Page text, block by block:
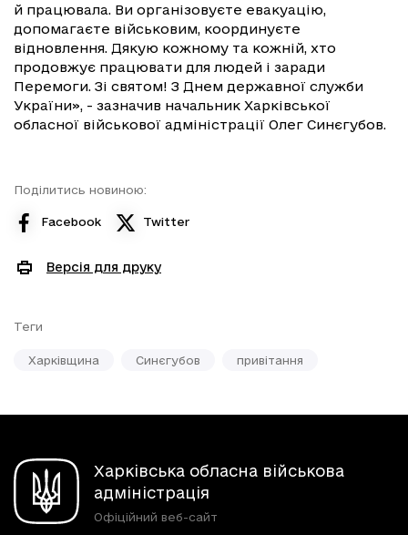
й працювала. Ви організовуєте евакуацію,
допомагаєте військовим, координуєте
відновлення. Дякую кожному та кожній, хто
продовжує працювати для людей і заради
Перемоги. Зі святом! З Днем державної служби
України», - зазначив начальник Харківської
обласної військової адміністрації Олег Синєгубов.
Поділитись новиною:
Facebook Twitter
Версія для друку
Теги
Харківщина Синєгубов привітання
Харківська обласна військова
адміністрація
Офіційний веб-сайт